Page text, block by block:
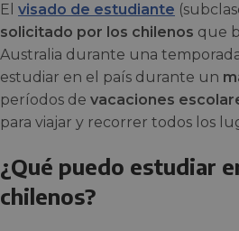
El visado de estudiante
solicitado por los chilenos que
Australia durante una
estudiar en el país durante un
períodos de vacaciones
para viajar y recorrer todos los
¿Qué puedo estudiar
chilenos?